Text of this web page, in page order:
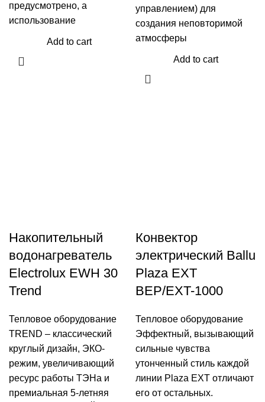
предусмотрено, а
использование
Add to cart
управлением) для
создания неповторимой
атмосферы
Add to cart
Накопительный
водонагреватель
Electrolux EWH 30
Trend
Тепловое оборудование
TREND – классический
круглый дизайн, ЭКО-
режим, увеличивающий
ресурс работы ТЭНа и
премиальная 5-летняя
Конвектор
электрический Ballu
Plaza EXT
BEP/EXT-1000
Тепловое оборудование
Эффектный, вызывающий
сильные чувства
утонченный стиль каждой
линии Plaza EXT отличают
его от остальных.